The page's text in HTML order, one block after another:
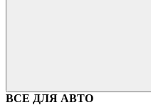
ВСЕ ДЛЯ АВТО